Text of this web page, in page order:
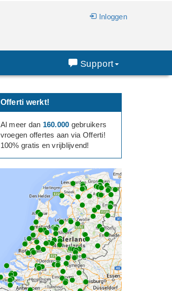
Inloggen
Support
Offerti werkt!
Al meer dan 160.000 gebruikers
vroegen offertes aan via Offerti!
100% gratis en vrijblijvend!